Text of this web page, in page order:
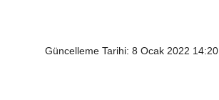
Güncelleme Tarihi: 8 Ocak 2022 14:20